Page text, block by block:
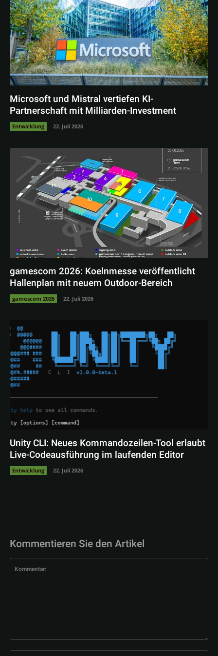
Microsoft und Mistral vertiefen KI-
Partnerschaft mit Milliarden-Investment
Entwicklung 22. Juli 2026
gamescom 2026: Koelnmesse veröffentlicht
Hallenplan mit neuem Outdoor-Bereich
gamescom 2026 22. Juli 2026
Unity CLI: Neues Kommandozeilen-Tool erlaubt
Live-Codeausführung im laufenden Editor
Entwicklung 22. Juli 2026
Kommentieren Sie den Artikel